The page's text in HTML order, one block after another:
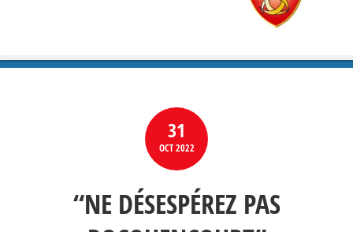
31
OCT2022
“NE DÉSESPÉREZ PAS